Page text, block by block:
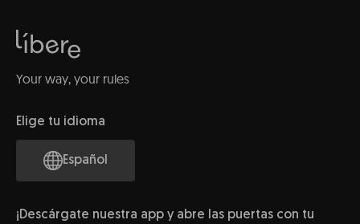
Your way, your rules
Elige tu idioma
Español
¡Descárgate nuestra app y abre las puertas con tu